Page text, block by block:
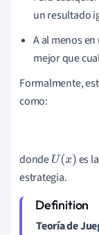
un resultado
A al menos
mejor que
Formalmente,
como:
dondeU(x)
es
estrategia.
Teoría de